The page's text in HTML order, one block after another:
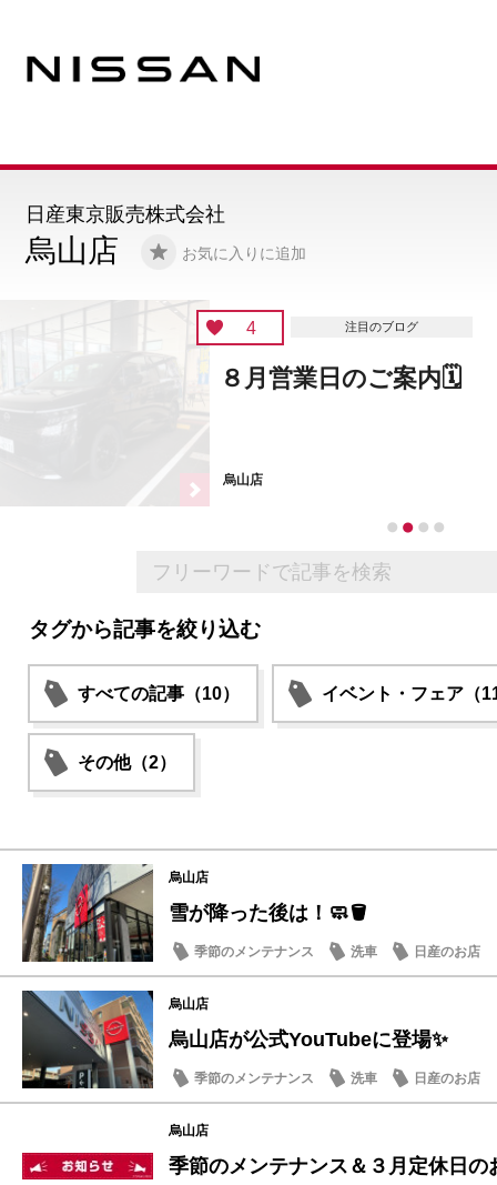
烏山店 お気に入りに追加
日産東京販売株式会社
注目のブログ
８月営業日のご案内🗓️
タグから記事を絞り込む
すべての記事（10） イベント・フェア（
その他（2）
烏山店
雪が降った後は！🧼🪣
季節のメンテナンス 洗車 日産のお店
烏山店
烏山店が公式YouTubeに登場✨
季節のメンテナンス 洗車 日産のお店
烏山店
季節のメンテナンス＆３月定休日の